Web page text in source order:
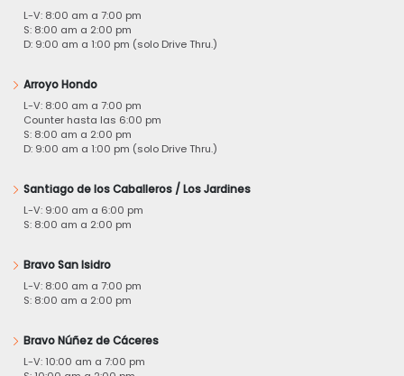
L-V: 8:00 am a 7:00 pm
S: 8:00 am a 2:00 pm
D: 9:00 am a 1:00 pm (solo Drive Thru.)
Arroyo Hondo
L-V: 8:00 am a 7:00 pm
Counter hasta las 6:00 pm
S: 8:00 am a 2:00 pm
D: 9:00 am a 1:00 pm (solo Drive Thru.)
Santiago de los Caballeros / Los Jardines
L-V: 9:00 am a 6:00 pm
S: 8:00 am a 2:00 pm
Bravo San Isidro
L-V: 8:00 am a 7:00 pm
S: 8:00 am a 2:00 pm
Bravo Núñez de Cáceres
L-V: 10:00 am a 7:00 pm